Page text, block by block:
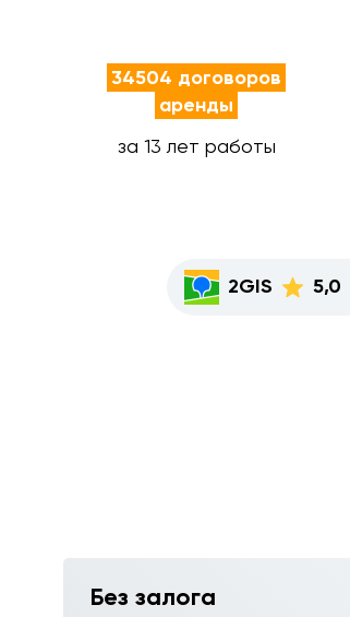
34504 договоров
аренды
за 13 лет работы
2GIS 5,0
Без залога